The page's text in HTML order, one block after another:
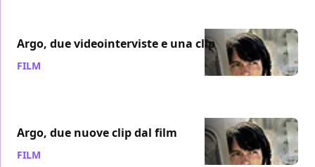
Argo, due videointerviste e una clip
FILM
Argo, due nuove clip dal film
FILM